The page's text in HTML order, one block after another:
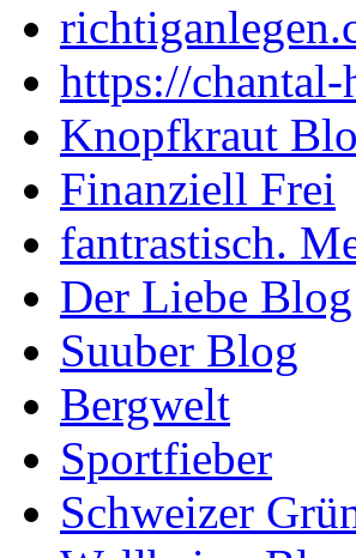
https://chantal-
Knopfkraut
Finanziell Frei
fantrastisch.
Der Liebe Blog
Suuber Blog
Bergwelt
Sportfieber
Schweizer